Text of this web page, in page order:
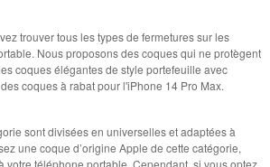
trouver tous les types de fermetures sur les
Nous proposons des coques qui ne protègent
coques élégantes de style portefeuille avec
coques à rabat pour l'iPhone 14 Pro Max.
sont divisées en universelles et adaptées à
une coque d’origine Apple de cette catégorie,